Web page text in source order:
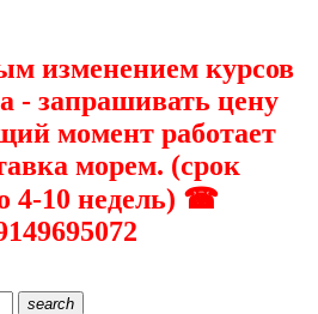
изменением курсов
- запрашивать цену
момент работает
морем. (срок
4-10 недель) ☎
search